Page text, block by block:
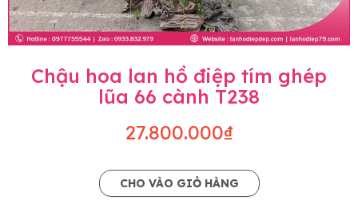
Chậu hoa lan hồ điệp tím ghép
lũa 66 cành T238
27.800.000₫
CHO VÀO GIỎ HÀNG